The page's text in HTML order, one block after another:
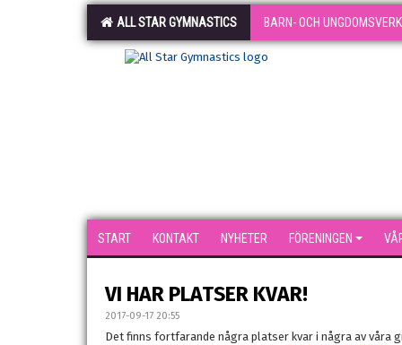
ALL STAR GYMNASTICS BARN- OCH
START KONTAKT NYHETER FÖRENINGEN
VI HAR PLATSER KVAR!
2017-09-17 20:55
Det finns fortfarande några platser kvar i några av våra